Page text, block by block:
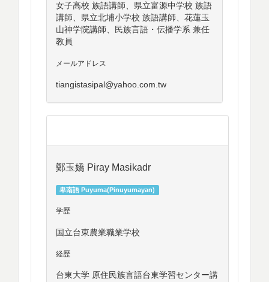
女子高校 族語講師、県立富源中学校 族語
講師、県立北埔小学校 族語講師、花蓮玉
山神学院講師、民族言語・伝播学系 兼任
教員
メールアドレス
tiangistasipal@yahoo.com.tw
鄭玉嬌 Piray Masikadr
卑南語 Puyuma(Pinuyumayan)
学歴
国立台東農業職業学校
経歴
台東大学 原住民族言語台東学習センター講